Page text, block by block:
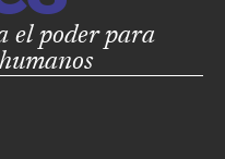
el poder para